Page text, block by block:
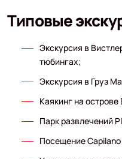
Типовые
Экскурсия в
тюбингах;
Экскурсия в Груз
Каякинг на острове
Парк развлечений
Посещение